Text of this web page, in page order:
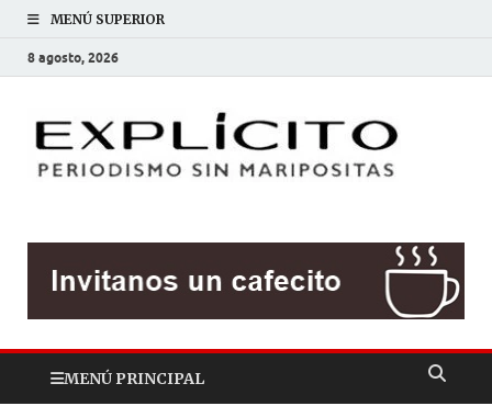
MENÚ SUPERIOR
8 agosto, 2026
MENÚ PRINCIPAL